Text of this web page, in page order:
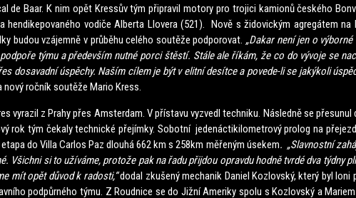
de Baar. K nim opět Kressův tým připravil motory pro trojici kamionů českého
hendikepovaného vodiče Alberta Llovera (521). Nově s židovickým agregátem
budou vzájemně v průběhu celého soutěže podporovat. „Dakar není jen o
týmu a především nutné porci štěstí. Stále ale říkám, že co do vývoje se
dosavadní úspěchy. Naším cílem je být v elitní desítce a povede-li se jakýkoli
nový ročník soutěže Mario Kress.
z Prahy přes Amsterdam. V přístavu vyzvedl techniku. Následně se přesunul
rok tým čekaly technické přejímky. Sobotní jedenáctikilometrový prolog na
do Villa Carlos Paz dlouhá 662 km s 258km měřeným úsekem. „Slavnostní
Všichni si to užíváme, protože pak na řadu přijdou opravdu hodně tvrdé dva týdny
mít opět důvod k radosti,“dodal zkušený mechanik Daniel Kozlovský, který byl
podpůrného týmu. Z Roudnice se do Jižní Ameriky spolu s Kozlovský a